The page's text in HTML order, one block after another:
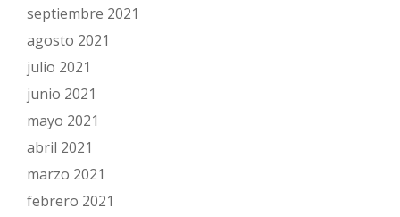
septiembre 2021
agosto 2021
julio 2021
junio 2021
mayo 2021
abril 2021
marzo 2021
febrero 2021